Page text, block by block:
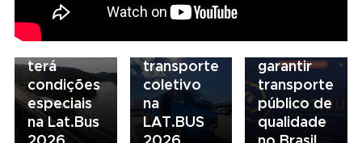
Scania
Serviços
Financeiros
terá
condições
especiais
na Lat.Bus
e
do
transporte
coletivo
na
LAT.BUS
para
garantir
transporte
público de
qualidade
05/08/2026
Presidente
da FAESP
04/08/2026
Renovação
da frota
03/08/2026
Volvo